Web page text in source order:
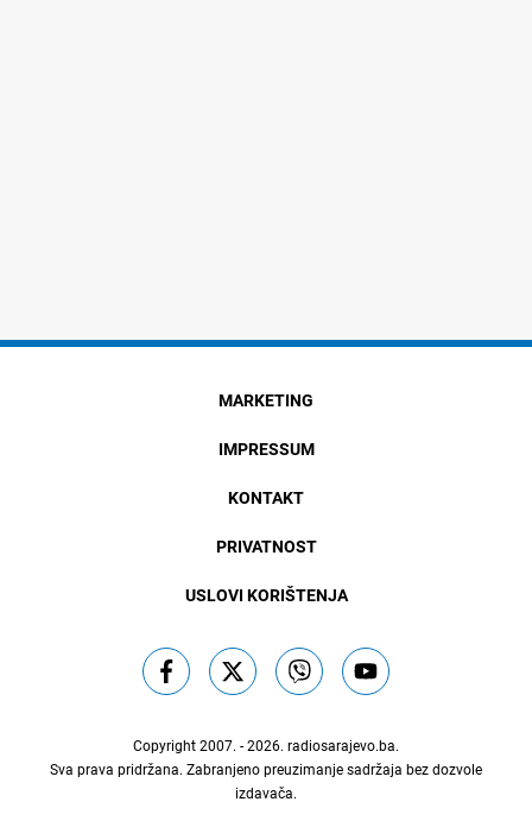
MARKETING
IMPRESSUM
KONTAKT
PRIVATNOST
USLOVI KORIŠTENJA
Copyright 2007. - 2026. radiosarajevo.ba.
Sva prava pridržana. Zabranjeno preuzimanje sadržaja bez dozvole
izdavača.